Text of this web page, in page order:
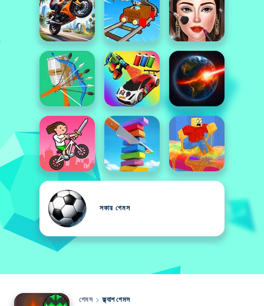
সকার গেমস
গেমস ফ্ল্যাশ গেমস